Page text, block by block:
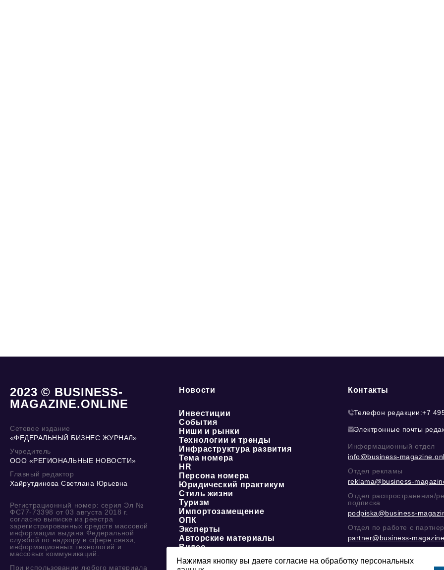
2023 © BUSINESS-
MAGAZINE.ONLINE
Сетевое издание
«ФЕДЕРАЛЬНЫЙ БИЗНЕС ЖУРНАЛ»
Учредитель
ООО «РЕГИОНАЛЬНЫЕ НОВОСТИ»
Главный редактор
Хайрутдинова Светлана Юрьевна
Регистрационный номер: серия Эл №
ФС77-73398 от 03 августа 2018 г.
согласно выписке из реестра
зарегистрированных средств массовой
информации выдана Федеральной
службой по надзору в сфере связи,
информационных технологий и
массовых коммуникаций.
При использовании любого материала
Новости
Инвестиции
События
Ниши и рынки
Технологии и тренды
Инфраструктура развития
Тема номера
HR
Персона номера
Юридический практикум
Стиль жизни
Туризм
Импортозамещение
ОПК
Эксперты
Авторские материалы
Видео
Контакты
Телефон редакции:+7
Электронные почты
Информационный отдел
info@business-
Отдел рекламы
reklama@business-
Отдел распространения/
подписка
podpiska@business-
Отдел по работе с
partner@business-
@mazovилиMAX
Нажимая кнопку вы даете согласие на обработку персональных